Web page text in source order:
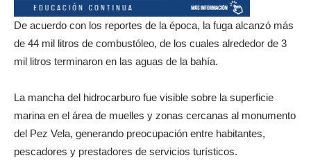
De acuerdo con los reportes de la época, la fuga alcanzó más
de 44 mil litros de combustóleo, de los cuales alrededor de 3
mil litros terminaron en las aguas de la bahía.
La mancha del hidrocarburo fue visible sobre la superficie
marina en el área de muelles y zonas cercanas al monumento
del Pez Vela, generando preocupación entre habitantes,
pescadores y prestadores de servicios turísticos.